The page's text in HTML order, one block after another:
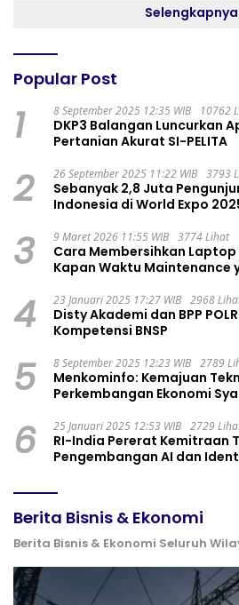
Selengkapnya
Popular Post
1 8 September 2025 12:35 WIB 10762
DKP3 Balangan Luncurkan
Pertanian Akurat SI-PELITA
2 26 September 2025 11:22 WIB 3793
Sebanyak 2,8 Juta
Indonesia di World Expo
3 9 Maret 2026 11:55 WIB 3774 Lihat
Cara Membersihkan Laptop
Kapan Waktu Maintenance
4 23 Januari 2025 17:27 WIB 2968
Disty Akademi dan BPP
Kompetensi BNSP
5 8 September 2025 12:23 WIB 2789
Menkominfo: Kemajuan
Perkembangan Ekonomi
6 25 Januari 2025 12:53 WIB 2729
RI-India Pererat Kemitraan
Pengembangan AI dan
Berita Bisnis & Ekonomi
Berita Bisnis & Ekonomi Seluruh